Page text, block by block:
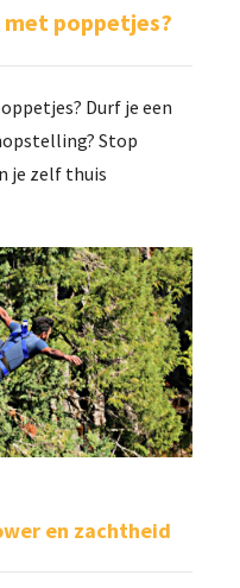
poppetjes?
Durf je een
Stop
je zelf thuis
en zachtheid